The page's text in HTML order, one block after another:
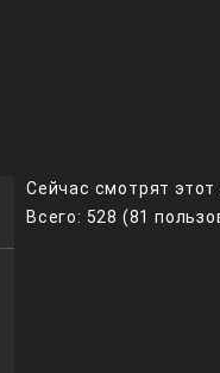
Сейчас смотрят
Всего: 528 (81